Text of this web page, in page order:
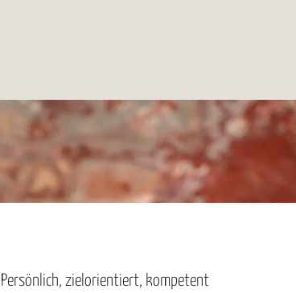
Persönlich, zielorientiert, kompetent